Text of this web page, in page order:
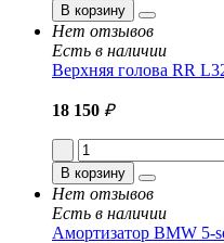
В корзину
Нет отзывов
Есть в наличии
Верхняя голова RR
18 150 ₽
В корзину
Нет отзывов
Есть в наличии
Амортизатор BMW 5-